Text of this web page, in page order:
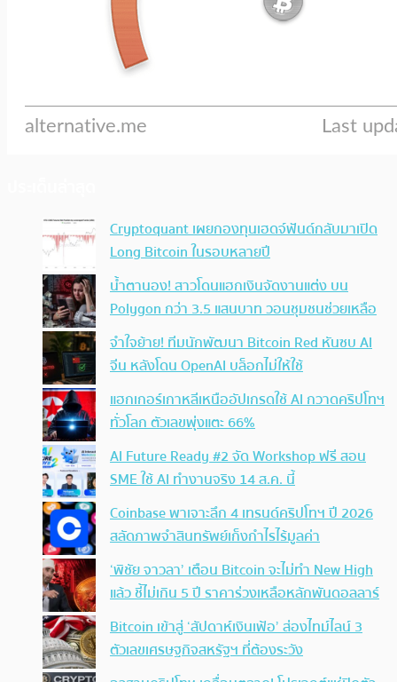
Cryptoquant เผยกองทุนเฮดจ์ฟันด์กลับมาเปิด
Long Bitcoin ในรอบหลายปี
น้ำตานอง! สาวโดนแฮกเงินจัดงานแต่ง บน
Polygon กว่า 3.5 แสนบาท วอนชุมชนช่วยเหลือ
จำใจย้าย! ทีมนักพัฒนา Bitcoin Red หันซบ AI
จีน หลังโดน OpenAI บล็อกไม่ให้ใช้
แฮกเกอร์เกาหลีเหนืออัปเกรดใช้ AI กวาดคริปโทฯ
ทั่วโลก ตัวเลขพุ่งแตะ 66%
AI Future Ready #2 จัด Workshop ฟรี สอน
SME ใช้ AI ทำงานจริง 14 ส.ค. นี้
Coinbase พาเจาะลึก 4 เทรนด์คริปโทฯ ปี 2026
สลัดภาพจำสินทรัพย์เก็งกำไรไร้มูลค่า
‘พิชัย จาวลา’ เตือน Bitcoin จะไม่ทำ New High
แล้ว ชี้ไม่เกิน 5 ปี ราคาร่วงเหลือหลักพันดอลลาร์
Bitcoin เข้าสู่ ‘สัปดาห์เงินเฟ้อ’ ส่องไทม์ไลน์ 3
ตัวเลขเศรษฐกิจสหรัฐฯ ที่ต้องระวัง